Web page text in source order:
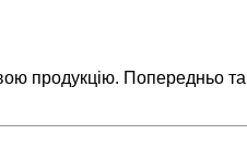
продукцію. Попередньо